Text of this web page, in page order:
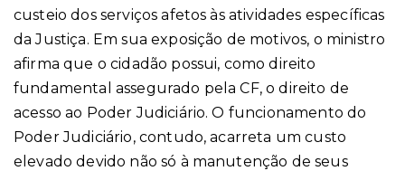
custeio dos serviços afetos às atividades específicas
da Justiça. Em sua exposição de motivos, o ministro
afirma que o cidadão possui, como direito
fundamental assegurado pela CF, o direito de
acesso ao Poder Judiciário. O funcionamento do
Poder Judiciário, contudo, acarreta um custo
elevado devido não só à manutenção de seus